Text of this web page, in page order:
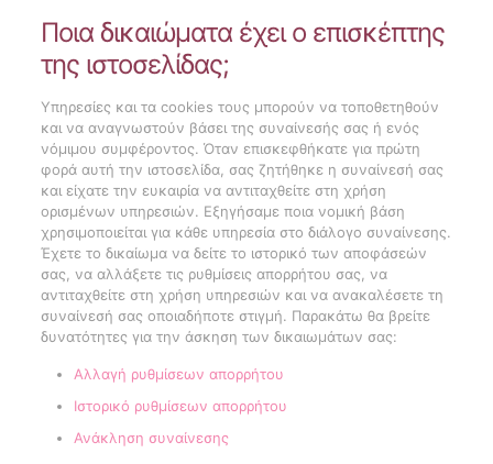
Ποια δικαιώματα έχει ο επισκέπτης
της ιστοσελίδας;
Υπηρεσίες και τα cookies τους μπορούν να τοποθετηθούν
και να αναγνωστούν βάσει της συναίνεσής σας ή ενός
νόμιμου συμφέροντος. Όταν επισκεφθήκατε για πρώτη
φορά αυτή την ιστοσελίδα, σας ζητήθηκε η συναίνεσή σας
και είχατε την ευκαιρία να αντιταχθείτε στη χρήση
ορισμένων υπηρεσιών. Εξηγήσαμε ποια νομική βάση
χρησιμοποιείται για κάθε υπηρεσία στο διάλογο συναίνεσης.
Έχετε το δικαίωμα να δείτε το ιστορικό των αποφάσεών
σας, να αλλάξετε τις ρυθμίσεις απορρήτου σας, να
αντιταχθείτε στη χρήση υπηρεσιών και να ανακαλέσετε τη
συναίνεσή σας οποιαδήποτε στιγμή. Παρακάτω θα βρείτε
δυνατότητες για την άσκηση των δικαιωμάτων σας:
Αλλαγή ρυθμίσεων απορρήτου
Ιστορικό ρυθμίσεων απορρήτου
Ανάκληση συναίνεσης